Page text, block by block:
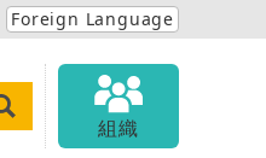
Foreign Language
組織